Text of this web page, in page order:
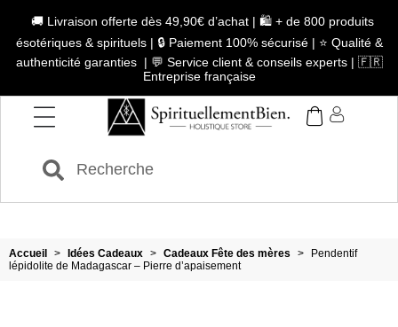
🚚 Livraison offerte dès 49,90€ d’achat | 🛍️ + de 800 produits
ésotériques & spirituels | 🔒 Paiement 100% sécurisé | ⭐ Qualité &
authenticité garanties | 💬 Service client & conseils experts | 🇫🇷
Entreprise française
Accueil > Idées Cadeaux > Cadeaux Fête des mères >
Pendentif
lépidolite de Madagascar – Pierre d’apaisement